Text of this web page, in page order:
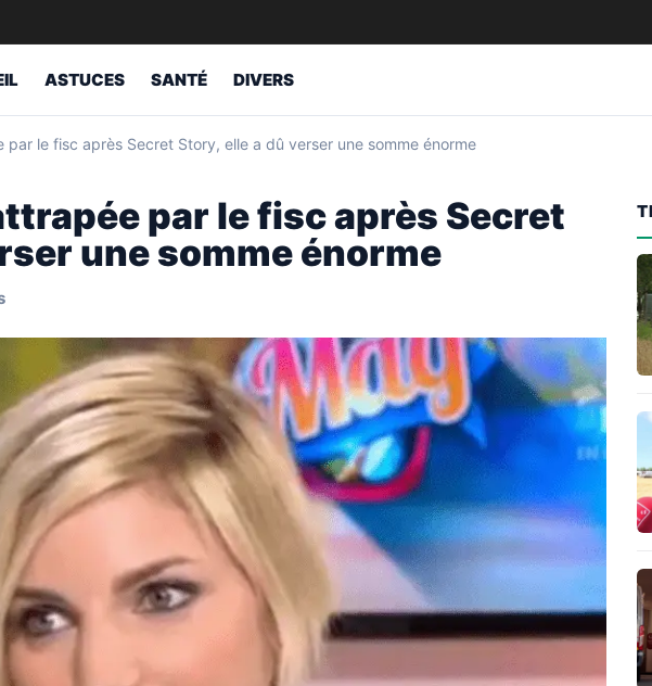
ASTUCES SANTÉ DIVERS
le fisc après Secret Story, elle a dû verser une somme énorme
par le fisc après Secret
une somme énorme